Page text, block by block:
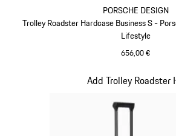
PORSCHE DESIGN
Trolley Roadster Hardcase Business S -
Lifestyle
656,00 €
Add Trolley